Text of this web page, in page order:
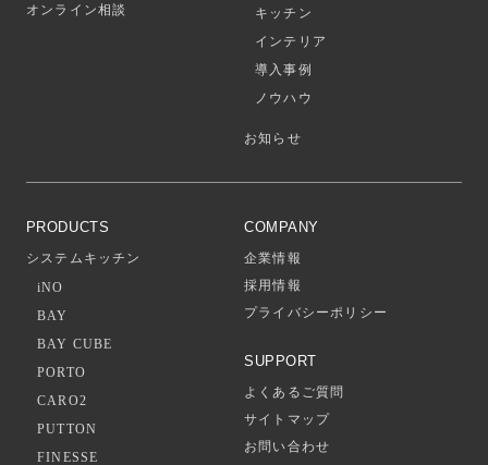
オンライン相談
キッチン
インテリア
導入事例
ノウハウ
お知らせ
PRODUCTS
システムキッチン
iNO
BAY
BAY CUBE
PORTO
CARO2
PUTTON
FINESSE
COMPANY
企業情報
採用情報
プライバシーポリシー
SUPPORT
よくあるご質問
サイトマップ
お問い合わせ